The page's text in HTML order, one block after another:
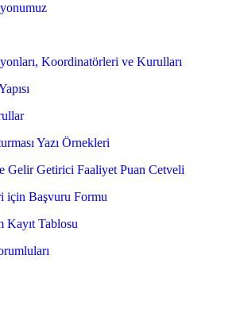
Koordinatörleri ve Kurulları
Yazı Örnekleri
Gelir Getirici Faaliyet Puan Cetveli
için Başvuru Formu
Kayıt Tablosu